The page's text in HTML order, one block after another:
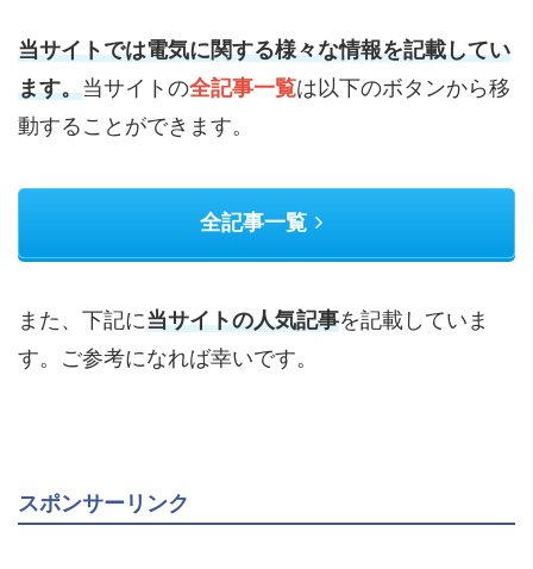
当サイトでは電気に関する様々な情報を記載してい
ます。当サイトの全記事一覧は以下のボタンから移
動することができます。
全記事一覧
また、下記に当サイトの人気記事を記載していま
す。ご参考になれば幸いです。
スポンサーリンク